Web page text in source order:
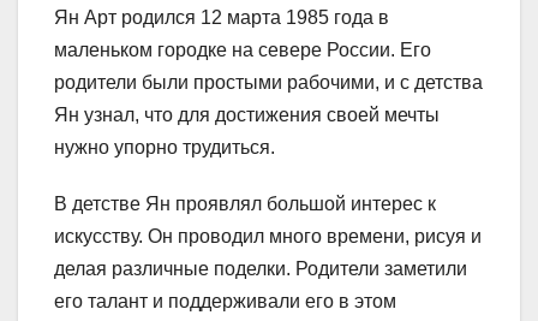
Ян Арт родился 12 марта 1985 года в
маленьком городке на севере России. Его
родители были простыми рабочими, и с детства
Ян узнал, что для достижения своей мечты
нужно упорно трудиться.
В детстве Ян проявлял большой интерес к
искусству. Он проводил много времени, рисуя и
делая различные поделки. Родители заметили
его талант и поддерживали его в этом